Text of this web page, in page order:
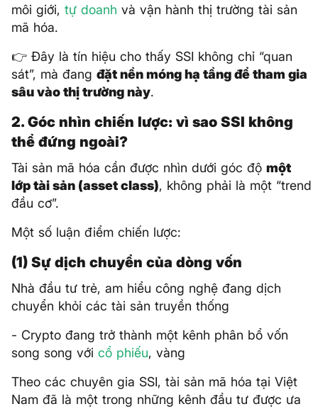
môi giới, tự doanh và vận hành thị trường tài sản
mã hóa.
👉 Đây là tín hiệu cho thấy SSI không chỉ “quan
sát”, mà đang đặt nền móng hạ tầng để tham gia
sâu vào thị trường này.
2. Góc nhìn chiến lược: vì sao SSI không
thể đứng ngoài?
Tài sản mã hóa cần được nhìn dưới góc độ một
lớp tài sản (asset class), không phải là một “trend
đầu cơ”.
Một số luận điểm chiến lược:
(1) Sự dịch chuyển của dòng vốn
Nhà đầu tư trẻ, am hiểu công nghệ đang dịch
chuyển khỏi các tài sản truyền thống
- Crypto đang trở thành một kênh phân bổ vốn
song song với cổ phiếu, vàng
Theo các chuyên gia SSI, tài sản mã hóa tại Việt
Nam đã là một trong những kênh đầu tư được ưa